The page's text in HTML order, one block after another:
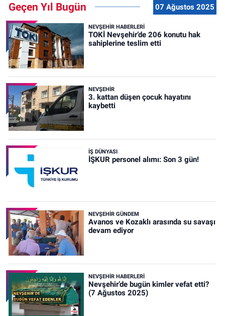
Geçen Yıl Bugün 07 Ağustos 2025
NEVŞEHIR HABERLERI
TOKİ Nevşehir’de 206 konutu hak
sahiplerine teslim etti
NEVŞEHIR
3. kattan düşen çocuk hayatını
kaybetti
İŞ DÜNYASI
İŞKUR personel alımı: Son 3 gün!
NEVŞEHIR GÜNDEM
Avanos ve Kozaklı arasında su savaşı
devam ediyor
NEVŞEHIR HABERLERI
Nevşehir’de bugün kimler vefat etti?
(7 Ağustos 2025)